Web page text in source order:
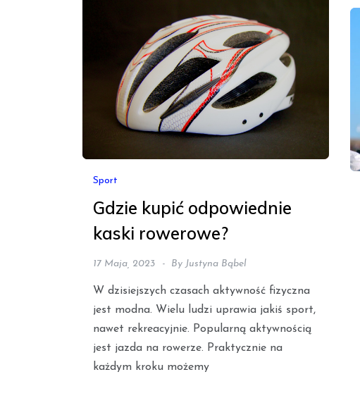
Sport
Gdzie kupić odpowiednie
kaski rowerowe?
17 Maja, 2023 By Justyna Bąbel
W dzisiejszych czasach aktywność fizyczna
jest modna. Wielu ludzi uprawia jakiś sport,
nawet rekreacyjnie. Popularną aktywnością
jest jazda na rowerze. Praktycznie na
każdym kroku możemy